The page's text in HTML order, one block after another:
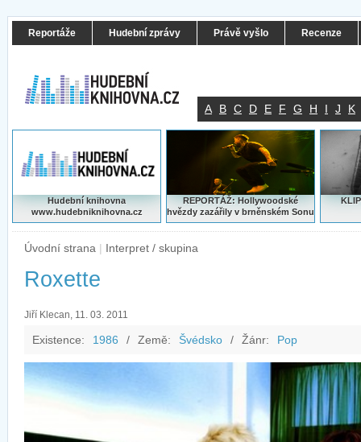
Reportáže Hudební zprávy Právě vyšlo Recenze
A B C D E F G H I J K
Hudební knihovna
www.hudebniknihovna.cz
REPORTÁŽ: Hollywoodské
hvězdy zazářily v brněnském Sonu
Úvodní strana | Interpret / skupina
Roxette
Jiří Klecan, 11. 03. 2011
Existence: 1986 / Země: Švédsko / Žánr: Pop